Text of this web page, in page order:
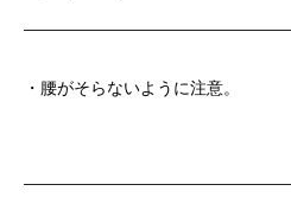
・腰がそらないように注意。